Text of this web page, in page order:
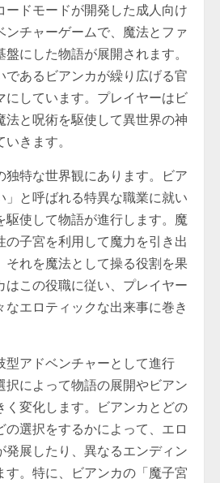
ードモードが開発した成人向け
ンチャーゲームで、魔法とファ
にした物語が展開されます。
であるビアンカが繰り広げる官
にしています。プレイヤーはビ
法と呪術を駆使して異世界の神
きます。
独特な世界観にあります。ビア
」と呼ばれる特異な職業に就い
駆使して物語が進行します。魔
の子宮を利用して魔力を引き出
それを魔法として操る役割を果
はこの役職に従い、プレイヤー
なエロティックな出来事に巻き
型アドベンチャーとして進行
択によって物語の展開やビアン
く変化します。ビアンカとどの
の選択をするかによって、エロ
発展したり、異なるエンディン
す。特に、ビアンカの「魔子宮